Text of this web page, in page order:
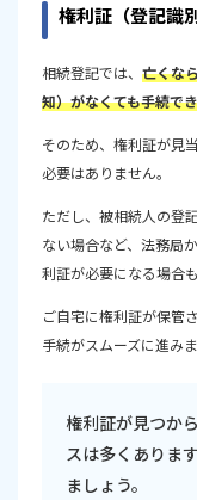
権利証（登記識
相続登記では、 亡くな
知）がなくても手続で
そのため、権利証が見
必要はありません。
ただし、被相続人の登
ない場合など、法務局
利証が必要になる場合も
ご自宅に権利証が保管
手続がスムーズに進みま
権利証が見つか
スは多くありま
ましょう。